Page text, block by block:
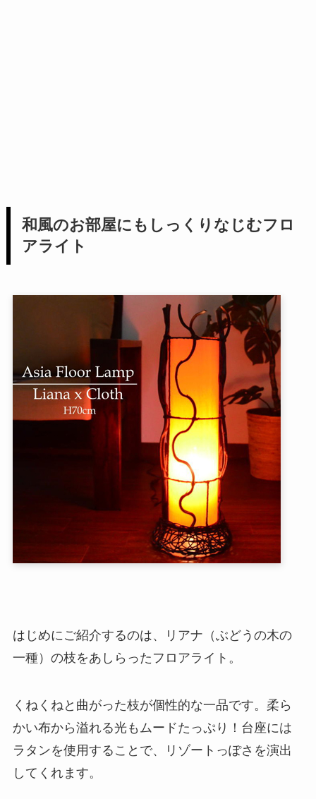
和風のお部屋にもしっくりなじむフロ
アライト
はじめにご紹介するのは、リアナ（ぶどうの木の
一種）の枝をあしらったフロアライト。
くねくねと曲がった枝が個性的な一品です。柔ら
かい布から溢れる光もムードたっぷり！台座には
ラタンを使用することで、リゾートっぽさを演出
してくれます。